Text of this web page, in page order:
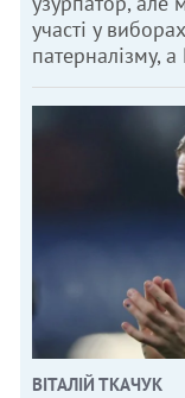
участі у
патерналізму,
ВІТАЛІЙ ТКАЧУК